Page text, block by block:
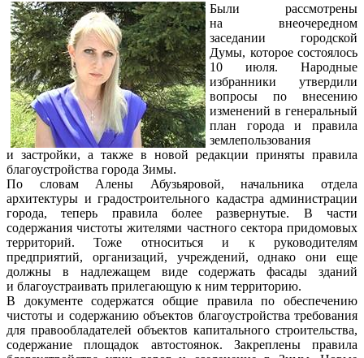
Были рассмотрены
на внеочередном
заседании городской
Думы, которое состоялось
10 июля. Народные
избранники утвердили
вопросы по внесению
изменений в генеральный
план города и правила
землепользования
и застройки, а также в новой редакции приняты правила
благоустройства города Зимы.
По словам Алены Абузьяровой, начальника отдела
архитектуры и градостроительного кадастра администрации
города, теперь правила более развернутые. В части
содержания чистоты жителями частного сектора придомовых
территорий. Тоже относиться и к руководителям
предприятий, организаций, учреждений, однако они еще
должны в надлежащем виде содержать фасады зданий
и благоустраивать прилегающую к ним территорию.
В документе содержатся общие правила по обеспечению
чистоты и содержанию объектов благоустройства требования
для правообладателей объектов капитального строительства,
содержание площадок автостоянок. Закреплены правила